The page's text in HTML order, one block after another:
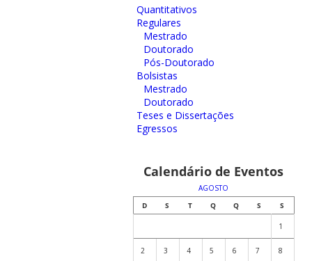
Quantitativos
Regulares
Mestrado
Doutorado
Pós-Doutorado
Bolsistas
Mestrado
Doutorado
Teses e Dissertações
Egressos
Calendário de Eventos
AGOSTO
D
S T Q Q S S
1
2 3 4 5 6 7 8